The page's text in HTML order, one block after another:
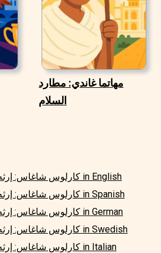
مهاتما غاندي: مطارد
السلام
كارلوس شاغاس: إرثه داخل البرازيل وخارجها in English
كارلوس شاغاس: إرثه داخل البرازيل وخارجها in Spanish
كارلوس شاغاس: إرثه داخل البرازيل وخارجها in German
كارلوس شاغاس: إرثه داخل البرازيل وخارجها in Swedish
كارلوس شاغاس: إرثه داخل البرازيل وخارجها in Italian